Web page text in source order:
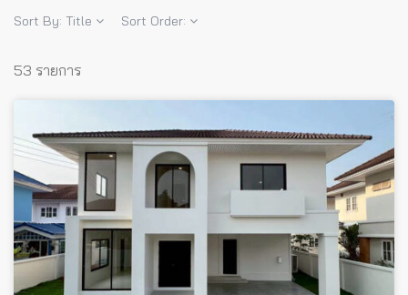
Sort By: Title Sort Order:
53 รายการ